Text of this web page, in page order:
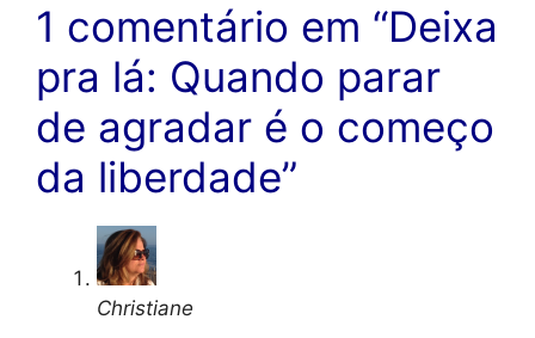
1 comentário em “Deixa
pra lá: Quando parar
de agradar é o começo
da liberdade”
Christiane